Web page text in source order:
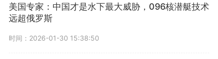
美国专家：中国才是水下最大威胁，096核潜艇技术
远超俄罗斯
时间：2026-01-30 15:38:50